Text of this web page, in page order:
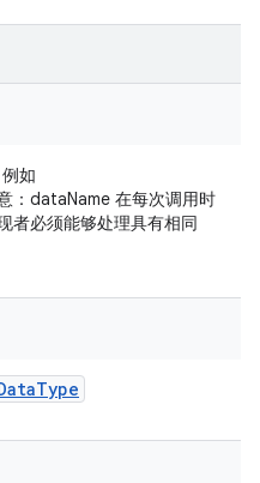
如
：dataName 在每次调用时
者必须能够处理具有相同
Type